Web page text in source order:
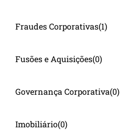
Fraudes Corporativas(1)
Fusões e Aquisições(0)
Governança Corporativa(0)
Imobiliário(0)